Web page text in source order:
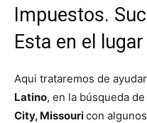
Impuestos.
Esta en el
Aqui trataremos de
Latino, en la búsqueda de
City, Missouricon